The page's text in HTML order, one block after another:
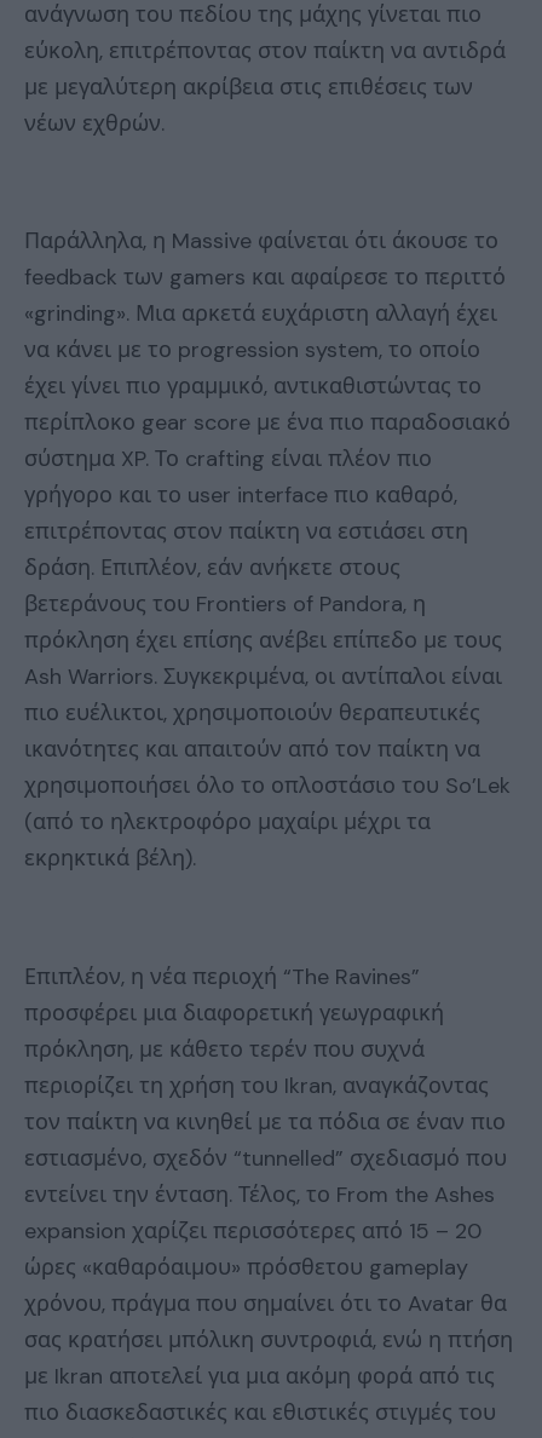
ανάγνωση του πεδίου της μάχης γίνεται πιο
εύκολη, επιτρέποντας στον παίκτη να αντιδρά
με μεγαλύτερη ακρίβεια στις επιθέσεις των
νέων εχθρών.
Παράλληλα, η Massive φαίνεται ότι άκουσε το
feedback των gamers και αφαίρεσε το περιττό
«grinding». Μια αρκετά ευχάριστη αλλαγή έχει
να κάνει με το progression system, το οποίο
έχει γίνει πιο γραμμικό, αντικαθιστώντας το
περίπλοκο gear score με ένα πιο παραδοσιακό
σύστημα XP. Το crafting είναι πλέον πιο
γρήγορο και το user interface πιο καθαρό,
επιτρέποντας στον παίκτη να εστιάσει στη
δράση. Επιπλέον, εάν ανήκετε στους
βετεράνους του Frontiers of Pandora, η
πρόκληση έχει επίσης ανέβει επίπεδο με τους
Ash Warriors. Συγκεκριμένα, οι αντίπαλοι είναι
πιο ευέλικτοι, χρησιμοποιούν θεραπευτικές
ικανότητες και απαιτούν από τον παίκτη να
χρησιμοποιήσει όλο το οπλοστάσιο του So’Lek
(από το ηλεκτροφόρο μαχαίρι μέχρι τα
εκρηκτικά βέλη).
Επιπλέον, η νέα περιοχή “The Ravines”
προσφέρει μια διαφορετική γεωγραφική
πρόκληση, με κάθετο τερέν που συχνά
περιορίζει τη χρήση του Ikran, αναγκάζοντας
τον παίκτη να κινηθεί με τα πόδια σε έναν πιο
εστιασμένο, σχεδόν “tunnelled” σχεδιασμό που
εντείνει την ένταση. Τέλος, το From the Ashes
expansion χαρίζει περισσότερες από 15 – 20
ώρες «καθαρόαιμου» πρόσθετου gameplay
χρόνου, πράγμα που σημαίνει ότι το Avatar θα
σας κρατήσει μπόλικη συντροφιά, ενώ η πτήση
με Ikran αποτελεί για μια ακόμη φορά από τις
πιο διασκεδαστικές και εθιστικές στιγμές του